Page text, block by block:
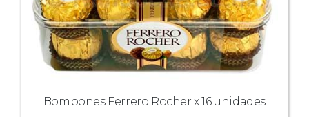
Bombones Ferrero Rocher x 16 unidades